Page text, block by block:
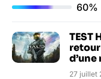
60%
TEST
d’une
27 juillet